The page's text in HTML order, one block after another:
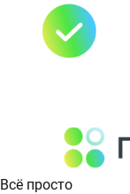
Всё просто